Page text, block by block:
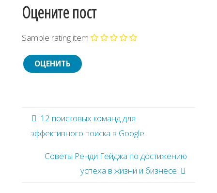
Оцените пост
Sample rating item
12 поисковых команд для
эффективного поиска в Google
Советы Ренди Гейджа по достижению
успеха в жизни и бизнесе